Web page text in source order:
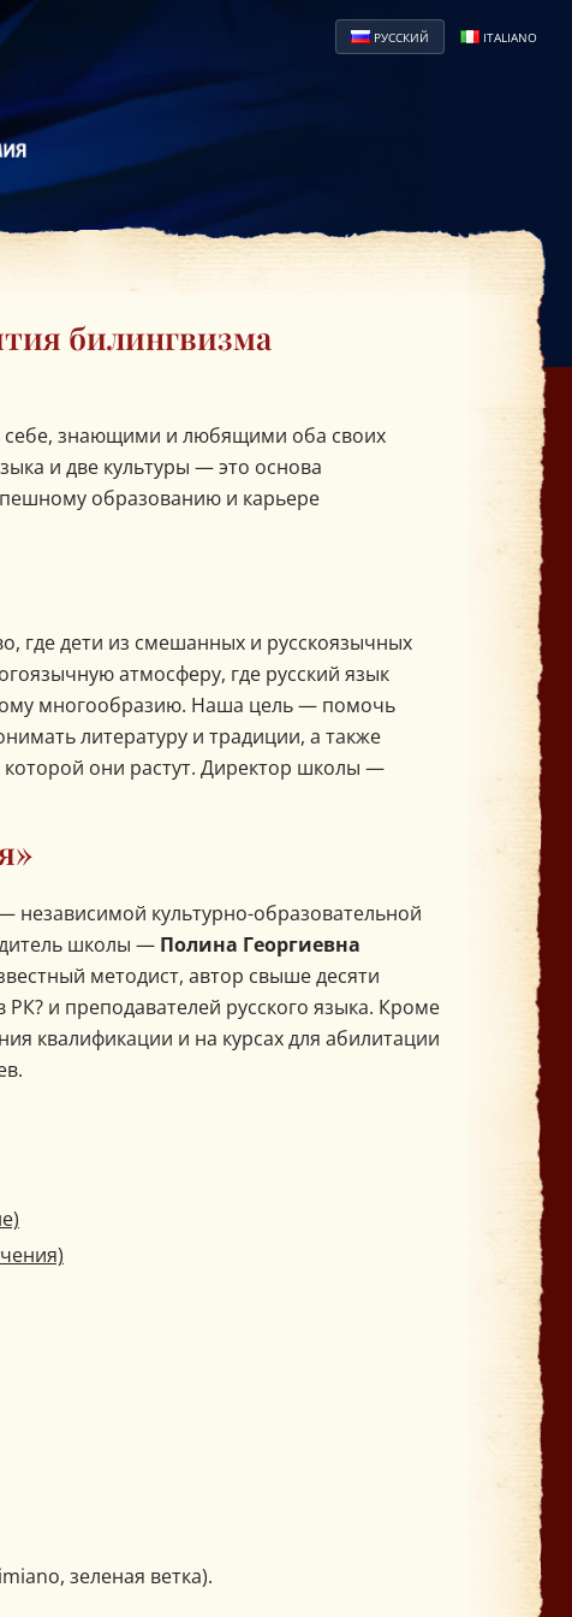
РУССКИЙ ITALIANO
билингвизма
знающими и любящими оба своих
и две культуры — это основа
образованию и карьере
где дети из смешанных и русскоязычных
атмосферу, где русский язык
многообразию. Наша цель — помочь
литературу и традиции, а также
которой они растут. Директор школы —
независимой культурно-образовательной
школы — Полина Георгиевна
методист, автор свыше десяти
и преподавателей русского языка. Кроме
квалификации и на курсах для абилитации
зеленая ветка).